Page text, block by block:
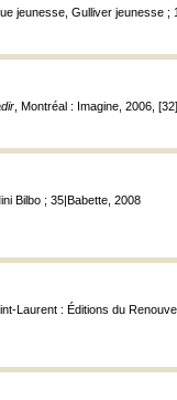
jeunesse, Gulliver jeunesse ;
, Montréal : Imagine, 2006,
Bilbo ; 35|Babette, 2008
Laurent : Éditions du